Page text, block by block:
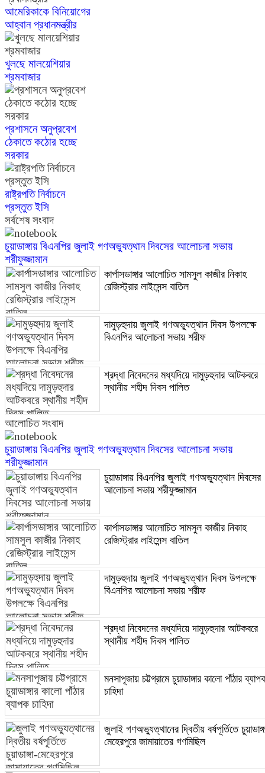
আমেরিকাকে বিনিয়োগের
আহ্বান প্রধানমন্ত্রীর
খুলছে মালয়েশিয়ার
শ্রমবাজার
প্রশাসনে অনুপ্রবেশ
ঠেকাতে কঠোর হচ্ছে
সরকার
রাষ্ট্রপতি নির্বাচনে
প্রস্তুত ইসি
সর্বশেষ সংবাদ
চুয়াডাঙ্গায় বিএনপির জুলাই গণঅভ্যুত্থান দিবসের আলোচনা সভায়
শরীফুজ্জামান
কার্পাসডাঙ্গার আলোচিত সামসুল কাজীর নিকাহ
রেজিস্ট্রার লাইসেন্স বাতিল
দামুড়হুদায় জুলাই গণঅভ্যুত্থান দিবস উপলক্ষে
বিএনপির আলোচনা সভায় শরীফ
শ্রদ্ধা নিবেদনের মধ্যদিয়ে দামুড়হুদার আটকবরে
স্থানীয় শহীদ দিবস পালিত
আলোচিত সংবাদ
চুয়াডাঙ্গায় বিএনপির জুলাই গণঅভ্যুত্থান দিবসের আলোচনা সভায়
শরীফুজ্জামান
চুয়াডাঙ্গায় বিএনপির জুলাই গণঅভ্যুত্থান দিবসের
আলোচনা সভায় শরীফুজ্জামান
কার্পাসডাঙ্গার আলোচিত সামসুল কাজীর নিকাহ
রেজিস্ট্রার লাইসেন্স বাতিল
দামুড়হুদায় জুলাই গণঅভ্যুত্থান দিবস উপলক্ষে
বিএনপির আলোচনা সভায় শরীফ
শ্রদ্ধা নিবেদনের মধ্যদিয়ে দামুড়হুদার আটকবরে
স্থানীয় শহীদ দিবস পালিত
মনসাপূজায় চট্টগ্রামে চুয়াডাঙ্গার কালো পাঁঠার
চাহিদা
জুলাই গণঅভ্যুত্থানের দ্বিতীয় বর্ষপূর্তিতে
মেহেরপুরে জামায়াতের গণমিছিল